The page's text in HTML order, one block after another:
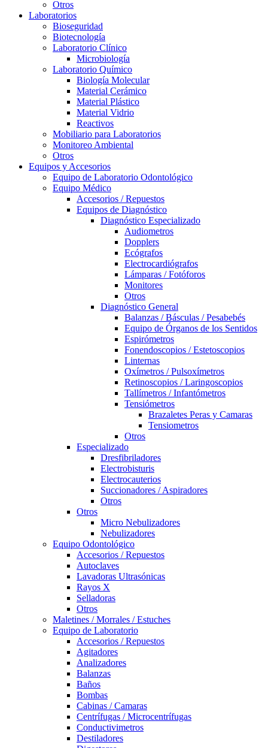
Otros
Laboratorios
Bioseguridad
Biotecnología
Laboratorio Clínico
Microbiología
Laboratorio Químico
Biología Molecular
Material Cerámico
Material Plástico
Material Vidrio
Reactivos
Mobiliario para Laboratorios
Monitoreo Ambiental
Otros
Equipos y Accesorios
Equipo de Laboratorio Odontológico
Equipo Médico
Accesorios / Repuestos
Equipos de Diagnóstico
Diagnóstico Especializado
Audiometros
Dopplers
Ecógrafos
Electrocardiógrafos
Lámparas / Fotóforos
Monitores
Otros
Diagnóstico General
Balanzas / Básculas / Pesabebés
Equipo de Órganos de los Sentidos
Espirómetros
Fonendoscopios / Estetoscopios
Linternas
Oxímetros / Pulsoxímetros
Retinoscopios / Laringoscopios
Tallímetros / Infantómetros
Tensiómetros
Brazaletes Peras y Camaras
Tensiometros
Otros
Especializado
Dresfibriladores
Electrobisturis
Electrocauterios
Succionadores / Aspiradores
Otros
Otros
Micro Nebulizadores
Nebulizadores
Equipo Odontológico
Accesorios / Repuestos
Autoclaves
Lavadoras Ultrasónicas
Rayos X
Selladoras
Otros
Maletines / Morrales / Estuches
Equipo de Laboratorio
Accesorios / Repuestos
Agitadores
Analizadores
Balanzas
Baños
Bombas
Cabinas / Camaras
Centrífugas / Microcentrífugas
Conductivimetros
Destiladores